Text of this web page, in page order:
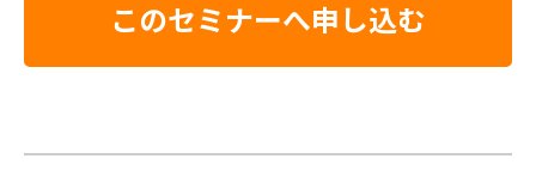
このセミナーへ申し込む